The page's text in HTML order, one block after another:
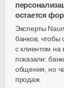
остается
Эксперты
банков, чтобы
с клиентом
показали:
общения, но
продаж.